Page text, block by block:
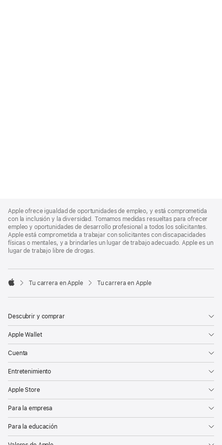
Footer
Apple ofrece igualdad de oportunidades de empleo, y está comprometida
con la inclusión y la diversidad. Tomamos medidas resueltas para ofrecer
empleo y oportunidades de desarrollo profesional a todos los solicitantes.
Apple está comprometida a trabajar con solicitantes con discapacidades
físicas o mentales, y a brindarles un lugar de trabajo adecuado. Apple es un
lugar de trabajo libre de drogas.

Tu carrera en Apple Tu carrera en Apple
Descubrir y comprar
Apple Wallet
Cuenta
Entretenimiento
Apple Store
Para la empresa
Para la educación